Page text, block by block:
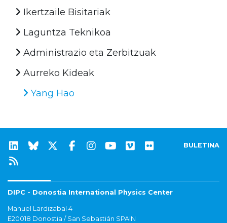
Ikertzaile Bisitariak
Laguntza Teknikoa
Administrazio eta Zerbitzuak
Aurreko Kideak
Yang Hao
BULETINA
DIPC - Donostia International Physics Center
Manuel Lardizabal 4
E20018 Donostia / San Sebastián SPAIN